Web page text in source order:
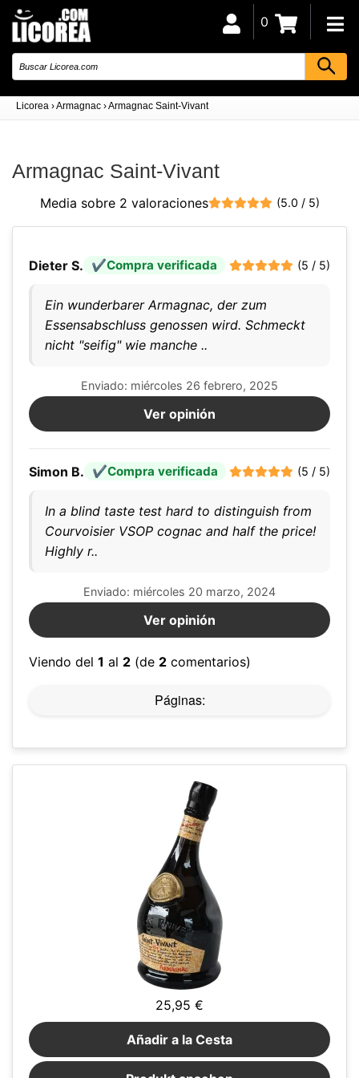
Licorea ›Armagnac ›Armagnac Saint-Vivant
0
Armagnac Saint-Vivant
Media sobre 2 valoraciones (5.0 / 5)
Dieter S. Compra verificada (5 / 5)
Ein wunderbarer Armagnac, der zum
Essensabschluss genossen wird. Schmeckt
nicht "seifig" wie manche ..
Enviado: miércoles 26 febrero, 2025
Ver opinión
Simon B. Compra verificada (5 / 5)
In a blind taste test hard to distinguish from
Courvoisier VSOP cognac and half the price!
Highly r..
Enviado: miércoles 20 marzo, 2024
Ver opinión
Viendo del 1 al 2 (de 2 comentarios)
Páginas:
25,95 €
Añadir a la Cesta